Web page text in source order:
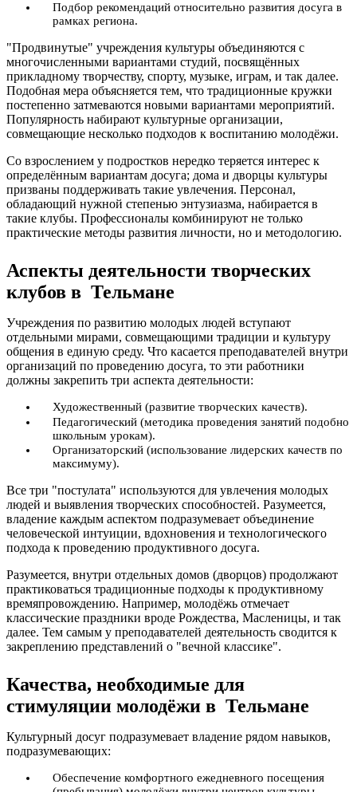
Подбор рекомендаций относительно развития досуга в
рамках региона.
"Продвинутые" учреждения культуры объединяются с
многочисленными вариантами студий, посвящённых
прикладному творчеству, спорту, музыке, играм, и так далее.
Подобная мера объясняется тем, что традиционные кружки
постепенно затмеваются новыми вариантами мероприятий.
Популярность набирают культурные организации,
совмещающие несколько подходов к воспитанию молодёжи.
Со взрослением у подростков нередко теряется интерес к
определённым вариантам досуга; дома и дворцы культуры
призваны поддерживать такие увлечения. Персонал,
обладающий нужной степенью энтузиазма, набирается в
такие клубы. Профессионалы комбинируют не только
практические методы развития личности, но и методологию.
Аспекты деятельности творческих
клубов в Тельмане
Учреждения по развитию молодых людей вступают
отдельными мирами, совмещающими традиции и культуру
общения в единую среду. Что касается преподавателей внутри
организаций по проведению досуга, то эти работники
должны закрепить три аспекта деятельности:
Художественный (развитие творческих качеств).
Педагогический (методика проведения занятий подобно
школьным урокам).
Организаторский (использование лидерских качеств по
максимуму).
Все три "постулата" используются для увлечения молодых
людей и выявления творческих способностей. Разумеется,
владение каждым аспектом подразумевает объединение
человеческой интуиции, вдохновения и технологического
подхода к проведению продуктивного досуга.
Разумеется, внутри отдельных домов (дворцов) продолжают
практиковаться традиционные подходы к продуктивному
времяпровождению. Например, молодёжь отмечает
классические праздники вроде Рождества, Масленицы, и так
далее. Тем самым у преподавателей деятельность сводится к
закреплению представлений о "вечной классике".
Качества, необходимые для
стимуляции молодёжи в Тельмане
Культурный досуг подразумевает владение рядом навыков,
подразумевающих:
Обеспечение комфортного ежедневного посещения